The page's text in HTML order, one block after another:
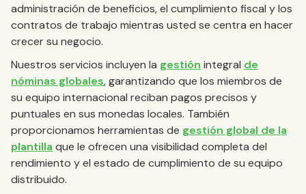
administración de beneficios, el cumplimiento fiscal y los
contratos de trabajo mientras usted se centra en hacer
crecer su negocio.
Nuestros servicios incluyen la gestión integral de
nóminas globales, garantizando que los miembros de
su equipo internacional reciban pagos precisos y
puntuales en sus monedas locales. También
proporcionamos herramientas de gestión global de la
plantilla que le ofrecen una visibilidad completa del
rendimiento y el estado de cumplimiento de su equipo
distribuido.